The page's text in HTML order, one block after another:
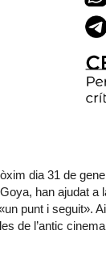
dia 31 de
han ajudat
punt i seguit».
de l’antic